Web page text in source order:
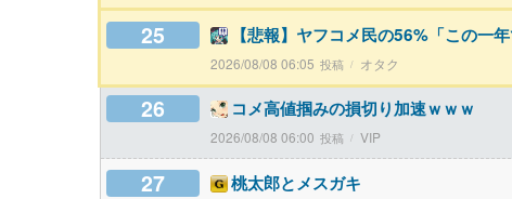
25 【悲報】ヤフコメ民の56%「この一
2026/08/08 06:05 オタク
26 コメ高値掴みの損切り加速ｗｗｗ
2026/08/08 06:00 VIP
27 桃太郎とメスガキ